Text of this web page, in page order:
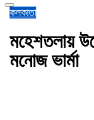
কলকাতা
মহেশতলায়
মনোজ ভার্মা